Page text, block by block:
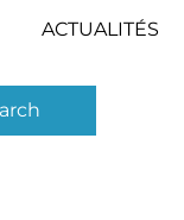
ACTUALITÉS